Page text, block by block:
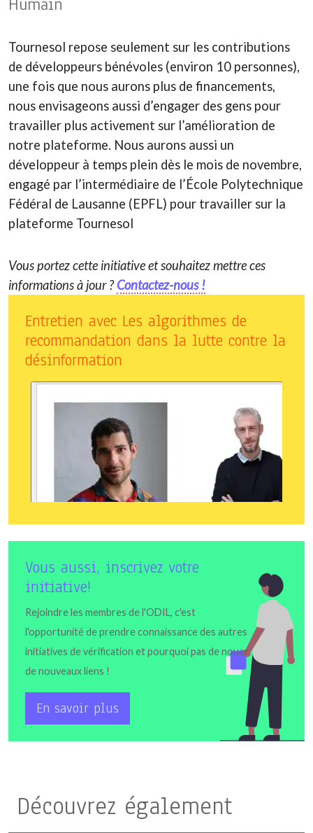
Tournesol repose seulement sur les contributions
de développeurs bénévoles (environ 10 personnes),
une fois que nous aurons plus de financements,
nous envisageons aussi d’engager des gens pour
travailler plus activement sur l’amélioration de
notre plateforme. Nous aurons aussi un
développeur à temps plein dès le mois de novembre,
engagé par l’intermédiaire de l’École Polytechnique
Fédéral de Lausanne (EPFL) pour travailler sur la
plateforme Tournesol
Vous portez cette initiative et souhaitez mettre ces
informations à jour ?Contactez-nous !
Entretien avec Les algorithmes de
recommandation dans la lutte contre la
désinformation
Vous aussi, inscrivez votre
initiative!
Rejoindre les membres de l'ODIL, c'est
l'opportunité de prendre connaissance des autres
initiatives de vérification et pourquoi pas de nouer
de nouveaux liens !
En savoir plus
Découvrez également